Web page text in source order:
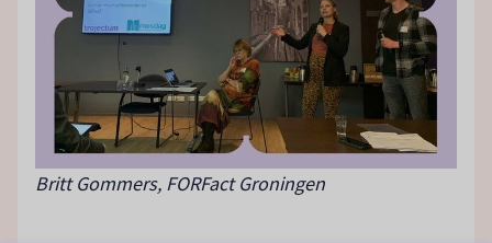
Britt Gommers, FORFact Groningen